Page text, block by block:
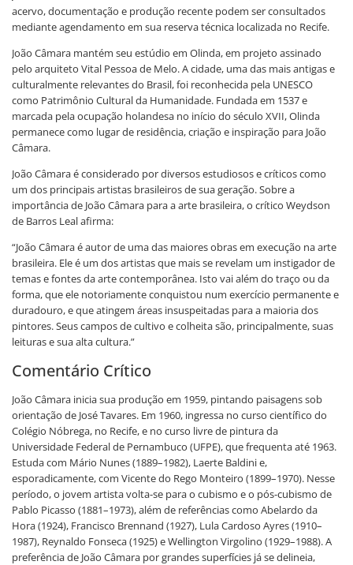
acervo, documentação e produção recente podem ser consultados
mediante agendamento em sua reserva técnica localizada no Recife.
João Câmara mantém seu estúdio em Olinda, em projeto assinado
pelo arquiteto Vital Pessoa de Melo. A cidade, uma das mais antigas e
culturalmente relevantes do Brasil, foi reconhecida pela UNESCO
como Patrimônio Cultural da Humanidade. Fundada em 1537 e
marcada pela ocupação holandesa no início do século XVII, Olinda
permanece como lugar de residência, criação e inspiração para João
Câmara.
João Câmara é considerado por diversos estudiosos e críticos como
um dos principais artistas brasileiros de sua geração. Sobre a
importância de João Câmara para a arte brasileira, o crítico Weydson
de Barros Leal afirma:
“João Câmara é autor de uma das maiores obras em execução na arte
brasileira. Ele é um dos artistas que mais se revelam um instigador de
temas e fontes da arte contemporânea. Isto vai além do traço ou da
forma, que ele notoriamente conquistou num exercício permanente e
duradouro, e que atingem áreas insuspeitadas para a maioria dos
pintores. Seus campos de cultivo e colheita são, principalmente, suas
leituras e sua alta cultura.”
Comentário Crítico
João Câmara inicia sua produção em 1959, pintando paisagens sob
orientação de José Tavares. Em 1960, ingressa no curso científico do
Colégio Nóbrega, no Recife, e no curso livre de pintura da
Universidade Federal de Pernambuco (UFPE), que frequenta até 1963.
Estuda com Mário Nunes (1889–1982), Laerte Baldini e,
esporadicamente, com Vicente do Rego Monteiro (1899–1970). Nesse
período, o jovem artista volta-se para o cubismo e o pós-cubismo de
Pablo Picasso (1881–1973), além de referências como Abelardo da
Hora (1924), Francisco Brennand (1927), Lula Cardoso Ayres (1910–
1987), Reynaldo Fonseca (1925) e Wellington Virgolino (1929–1988). A
preferência de João Câmara por grandes superfícies já se delineia,